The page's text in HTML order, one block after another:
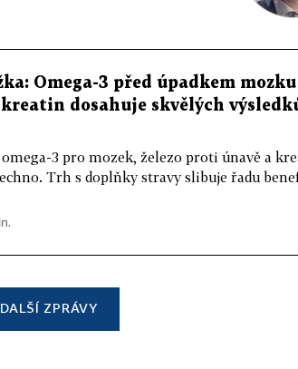
Omega-3 před úpadkem mozku
dosahuje skvělých
3 pro mozek, železo proti únavě a
Trh s doplňky stravy slibuje řadu
DALŠÍ ZPRÁVY